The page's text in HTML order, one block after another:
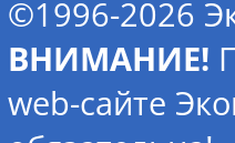
©1996-2026
ВНИМАНИЕ!
web-сайте